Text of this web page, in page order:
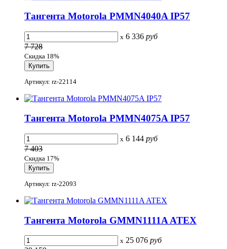
Тангента Motorola PMMN4040A IP57
x 6 336 руб
7 728
Скидка 18%
Артикул: rz-22114
Тангента Motorola PMMN4075A IP57
x 6 144 руб
7 403
Скидка 17%
Артикул: rz-22093
Тангента Motorola GMMN1111A ATEX
x 25 076 руб